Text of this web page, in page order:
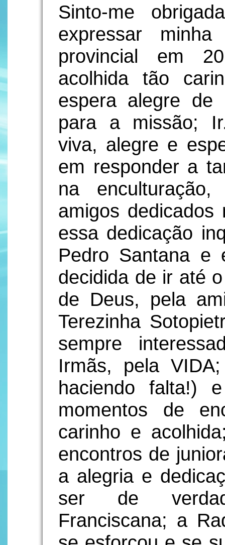
Sinto-me
expressar
provincial em
acolhida tão
espera alegre de
para a missão;
viva, alegre e
em responder a
na
amigos
essa dedicação
Pedro Santana e
decidida de ir até
de Deus, pela
Terezinha
sempre
Irmãs, pela
haciendo falta!)
momentos de
carinho e
encontros de
a alegria e
ser de
Franciscana; a